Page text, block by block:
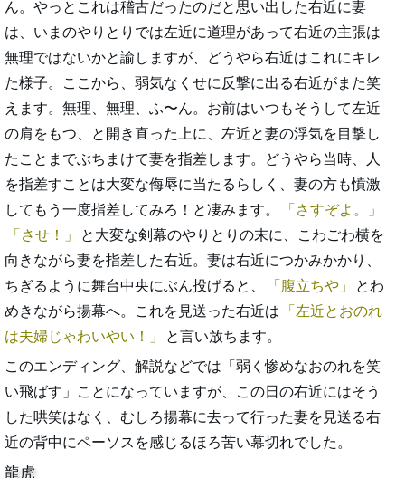
ん。やっとこれは稽古だったのだと思い出した右近に妻
は、いまのやりとりでは左近に道理があって右近の主張は
無理ではないかと諭しますが、どうやら右近はこれにキレ
た様子。ここから、弱気なくせに反撃に出る右近がまた笑
えます。無理、無理、ふ〜ん。お前はいつもそうして左近
の肩をもつ、と開き直った上に、左近と妻の浮気を目撃し
たことまでぶちまけて妻を指差します。どうやら当時、人
を指差すことは大変な侮辱に当たるらしく、妻の方も憤激
してもう一度指差してみろ！と凄みます。
さすぞよ。
させ！
と大変な剣幕のやりとりの末に、こわごわ横を
向きながら妻を指差した右近。妻は右近につかみかかり、
ちぎるように舞台中央にぶん投げると、
腹立ちや
とわ
めきながら揚幕へ。これを見送った右近は
左近とおのれ
は夫婦じゃわいやい！
と言い放ちます。
このエンディング、解説などでは「弱く惨めなおのれを笑
い飛ばす」ことになっていますが、この日の右近にはそう
した哄笑はなく、むしろ揚幕に去って行った妻を見送る右
近の背中にペーソスを感じるほろ苦い幕切れでした。
龍虎